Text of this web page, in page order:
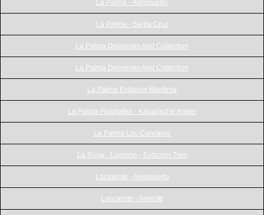
La Palma - Aeropuerto
La Palma - Santa Cruz
La Palma Deliveries And Collection
La Palma Deliveries And Collection
La Palma Estacion Maritima
La Palma Flughafen - Kanarische Inseln
La Palma Los Cancajos
La Rioja - Logroño - Estación Tren
Lanzarote - Aeropuerto
Lanzarote - Arrecife